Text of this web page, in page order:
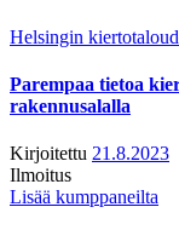
Helsingin
Parempaa tietoa
rakennusalalla
Kirjoitettu 21.8.2023
Ilmoitus
Lisää kumppaneilta